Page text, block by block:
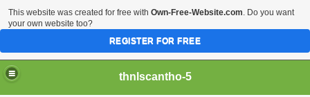
thnlscantho-5
This website was created for free with Own-Free-Website.com. Do you want
your own website too?
REGISTER FOR FREE